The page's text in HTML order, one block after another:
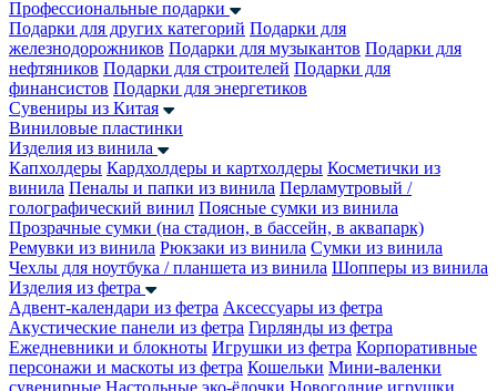
Профессиональные подарки
Подарки для других категорий Подарки для
железнодорожников Подарки для музыкантов Подарки для
нефтяников Подарки для строителей Подарки для
финансистов Подарки для энергетиков
Сувениры из Китая
Виниловые пластинки
Изделия из винила
Капхолдеры Кардхолдеры и картхолдеры Косметички из
винила Пеналы и папки из винила Перламутровый /
голографический винил Поясные сумки из винила
Прозрачные сумки (на стадион, в бассейн, в аквапарк)
Ремувки из винила Рюкзаки из винила Сумки из винила
Чехлы для ноутбука / планшета из винила Шопперы из винила
Изделия из фетра
Адвент-календари из фетра Аксессуары из фетра
Акустические панели из фетра Гирлянды из фетра
Ежедневники и блокноты Игрушки из фетра Корпоративные
персонажи и маскоты из фетра Кошельки Мини-валенки
сувенирные Настольные эко-ёлочки Новогодние игрушки